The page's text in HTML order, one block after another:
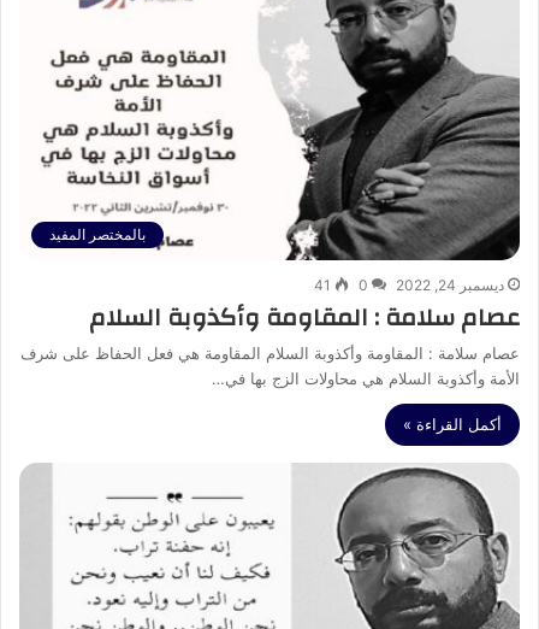
بالمختصر المفيد
ديسمبر 24, 2022 0
41
عصام سلامة : المقاومة وأكذوبة السلام
عصام سلامة : المقاومة وأكذوبة السلام المقاومة هي فعل الحفاظ على شرف
الأمة وأكذوبة السلام هي محاولات الزج بها في…
أكمل القراءة »